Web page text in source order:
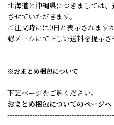
北海道と沖縄県につきましては
させていただきます。
ご注文時には0円と表示されます
認メールにて正しい送料を提示さ
--
※おまとめ梱包について
下記ページをご覧ください。
おまとめ梱包についてのページへ